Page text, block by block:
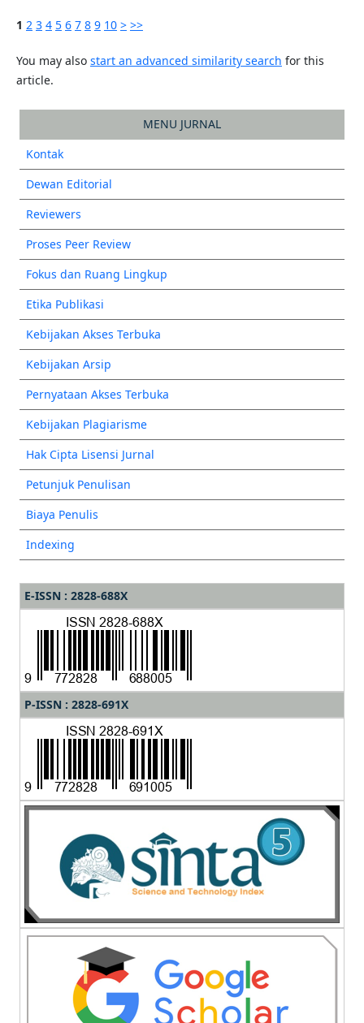
1 2 3 4 5 6 7 8 9 10 > >>
You may also start an advanced similarity search for this
article.
MENU JURNAL
Kontak
Dewan Editorial
Reviewers
Proses Peer Review
Fokus dan Ruang Lingkup
Etika Publikasi
Kebijakan Akses Terbuka
Kebijakan Arsip
Pernyataan Akses Terbuka
Kebijakan Plagiarisme
Hak Cipta Lisensi Jurnal
Petunjuk Penulisan
Biaya Penulis
Indexing
E-ISSN : 2828-688X
P-ISSN : 2828-691X